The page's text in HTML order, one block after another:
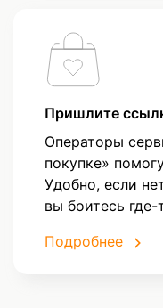
Пришлите
Операторы
покупке»
Удобно, если
вы боитесь
Подробнее